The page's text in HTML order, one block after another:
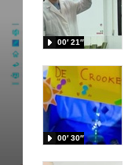
00′ 21″
00′ 30″